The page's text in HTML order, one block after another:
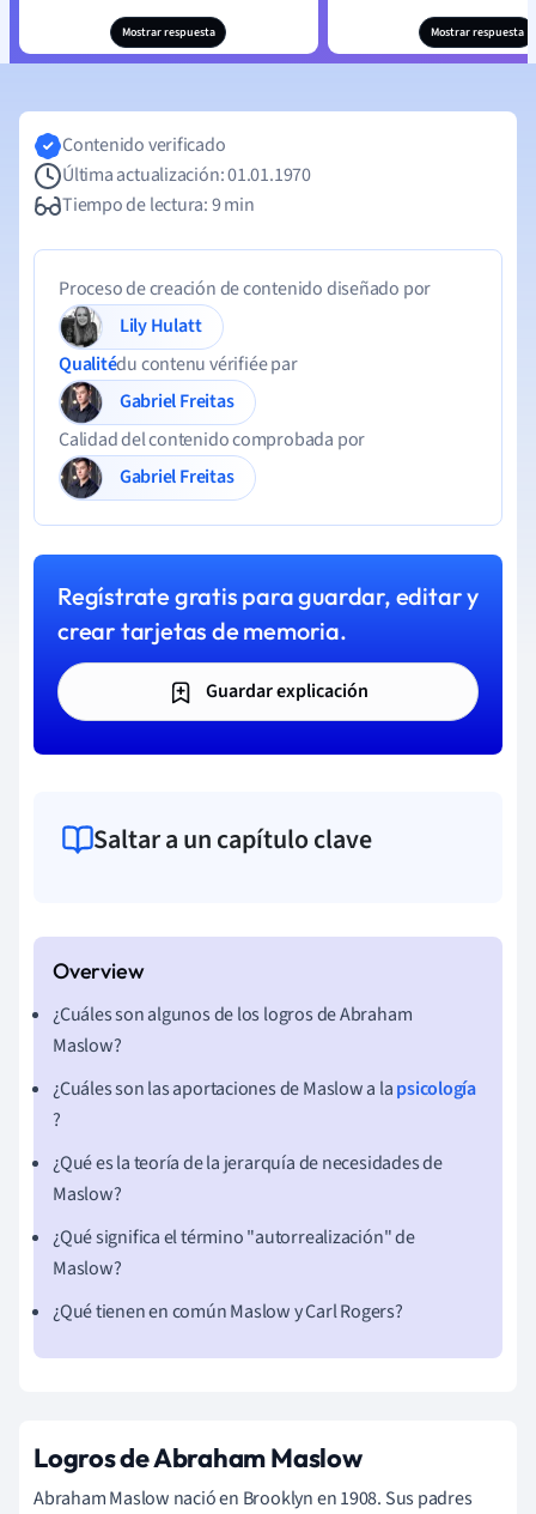
Mostrar respuesta Mostrar respuesta
Contenido verificado
Última actualización: 01.01.1970
Tiempo de lectura: 9 min
Proceso de creación de contenido diseñado por
Lily Hulatt
Qualitédu contenu vérifiée par
Gabriel Freitas
Calidad del contenido comprobada por
Gabriel Freitas
Regístrate gratis para guardar, editar y
crear tarjetas de memoria.
Guardar explicación
Saltar a un capítulo clave
¿Cuáles son algunos de los logros de Abraham
Maslow?
¿Cuáles son las aportaciones de Maslow a lapsicología
?
¿Qué es la teoría de la jerarquía de necesidades de
Maslow?
¿Qué significa el término "autorrealización" de
Maslow?
¿Qué tienen en común Maslow y Carl Rogers?
Logros de Abraham Maslow
Abraham Maslow nació en Brooklyn en 1908. Sus padres